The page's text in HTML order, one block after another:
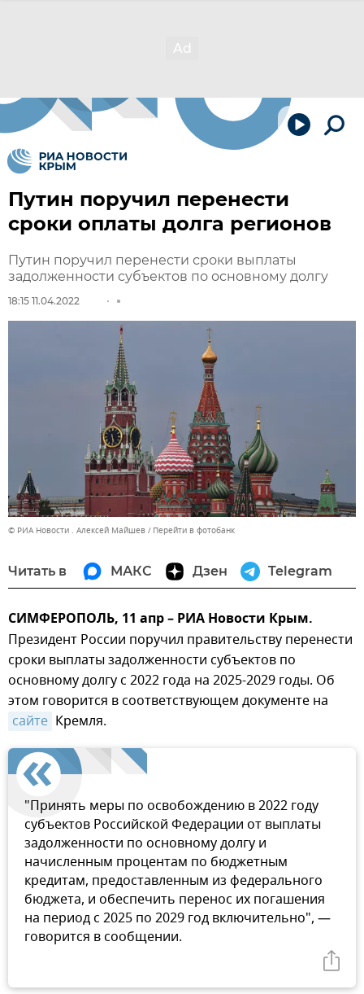
Путин поручил перенести
сроки оплаты долга регионов
Путин поручил перенести сроки выплаты
задолженности субъектов по основному долгу
18:15 11.04.2022
© РИА Новости . Алексей Майшев Перейти в фотобанк
Читать в МАКС Дзен Telegram
СИМФЕРОПОЛЬ, 11 апр – РИА Новости Крым.
Президент России поручил правительству перенести
сроки выплаты задолженности субъектов по
основному долгу с 2022 года на 2025-2029 годы. Об
этом говорится в соответствующем документе на
сайте Кремля.
"Принять меры по освобождению в 2022 году
субъектов Российской Федерации от выплаты
задолженности по основному долгу и
начисленным процентам по бюджетным
кредитам, предоставленным из федерального
бюджета, и обеспечить перенос их погашения
на период с 2025 по 2029 год включительно", —
говорится в сообщении.